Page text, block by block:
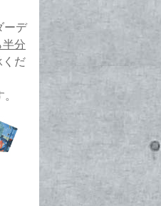
ーデ
半分
くだ